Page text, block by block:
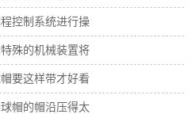
控制系统进行操
殊的机械装置将
要这样带才好看
帽的帽沿压得太